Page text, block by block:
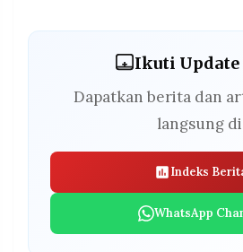
Ikuti Update
Dapatkan berita dan
langsung
Indeks
WhatsApp